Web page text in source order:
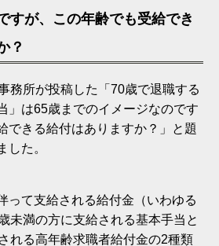
すが、この年齢でも受給でき
？
務所が投稿した「70歳で退職する
」は65歳までのイメージなのです
できる給付はありますか？」と題
した。
って支給される給付金（いわゆる
未満の方に支給される基本手当と
れる高年齢求職者給付金の2種類